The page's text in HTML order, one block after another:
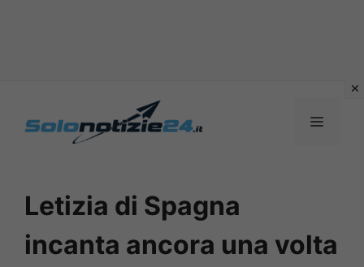
MENU
Letizia di Spagna
incanta ancora una volta